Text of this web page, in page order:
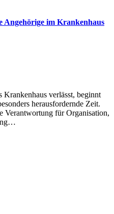
Angehörige im Krankenhaus
Krankenhaus verlässt, beginnt
herausfordernde Zeit.
Verantwortung für Organisation,